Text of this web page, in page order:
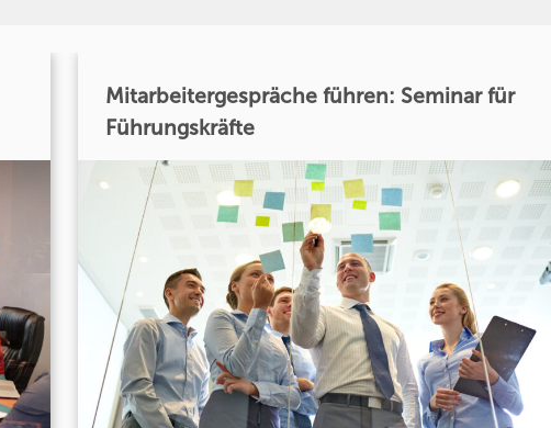
Mitarbeitergespräche führen: Seminar für
Führungskräfte